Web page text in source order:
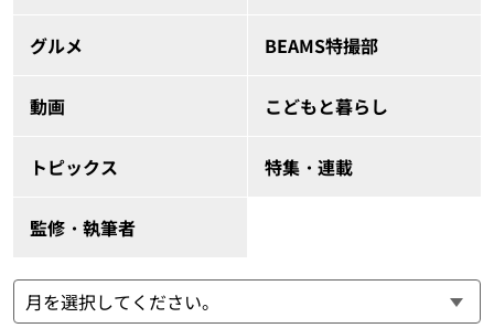
グルメ BEAMS特撮部
動画 こどもと暮らし
トピックス 特集・連載
監修・執筆者